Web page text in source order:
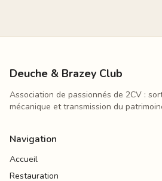
Deuche & Brazey Club
Association de passionnés de 2CV :
mécanique et transmission du
Navigation
Accueil
Restauration